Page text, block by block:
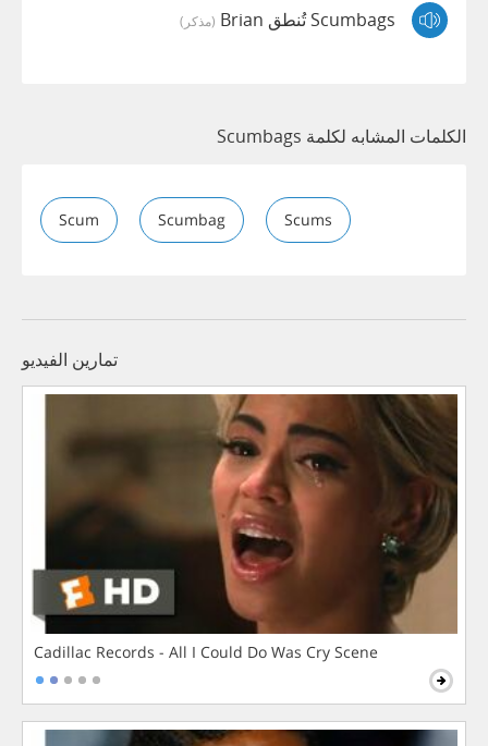
Scumbags تُنطق Brian (مذكر)
الكلمات المشابه لكلمة Scumbags
Scum Scumbag Scums
تمارين الفيديو
Cadillac Records - All I Could Do Was Cry Scene